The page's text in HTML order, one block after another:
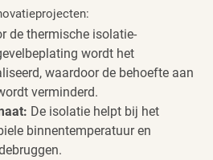
de thermische isolatie-
wordt het
waardoor de behoefte aan
verminderd.
De isolatie helpt bij het
binnentemperatuur en